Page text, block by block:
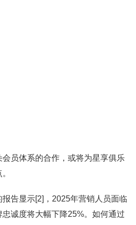
员体系的合作，或将为星享俱乐
告显示[2]，2025年营销人员面临
诚度将大幅下降25%。如何通过